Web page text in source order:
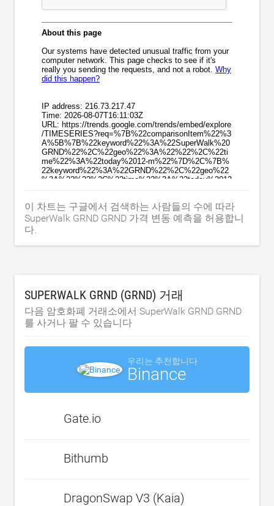
이 차트는 구글에서 검색하는 사람들의 수에 따라
SuperWalk GRND GRND 가격 변동 예측을 허용합니
다.
SUPERWALK GRND (GRND) 거래
다음 암호화폐 거래소에서 SuperWalk GRND GRND
를 사거나 팔 수 있습니다
우리는 추천합니다
Binance
Gate.io
Bithumb
DragonSwap V3 (Kaia)